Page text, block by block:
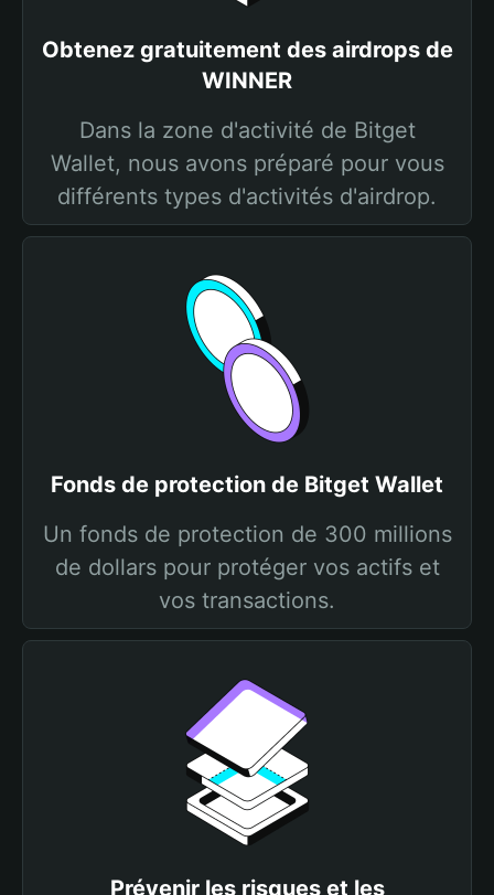
Obtenez gratuitement des airdrops de
WINNER
Dans la zone d'activité de Bitget
Wallet, nous avons préparé pour vous
différents types d'activités d'airdrop.
Fonds de protection de Bitget Wallet
Un fonds de protection de 300 millions
de dollars pour protéger vos actifs et
vos transactions.
Prévenir les risques et les